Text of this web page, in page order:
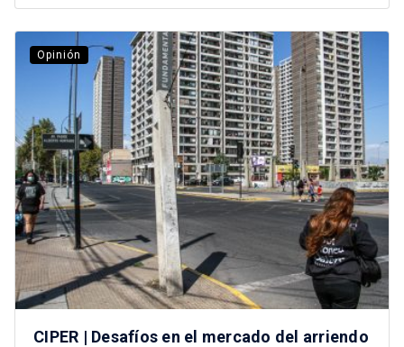
Opinión
CIPER | Desafíos en el mercado del arriendo